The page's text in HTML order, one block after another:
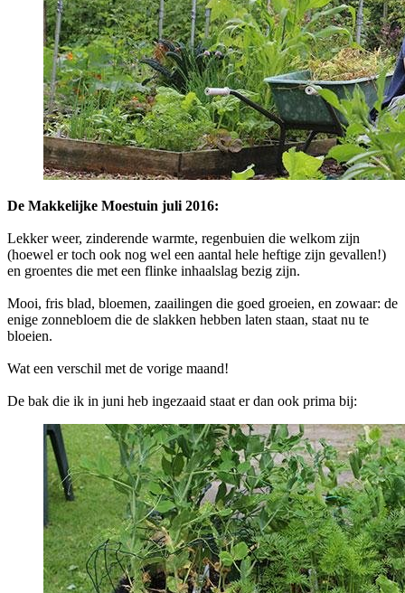
De Makkelijke Moestuin juli 2016:
Lekker weer, zinderende warmte, regenbuien die welkom zijn
(hoewel er toch ook nog wel een aantal hele heftige zijn gevallen!)
en groentes die met een flinke inhaalslag bezig zijn.
Mooi, fris blad, bloemen, zaailingen die goed groeien, en zowaar: de
enige zonnebloem die de slakken hebben laten staan, staat nu te
bloeien.
Wat een verschil met de vorige maand!
De bak die ik in juni heb ingezaaid staat er dan ook prima bij: